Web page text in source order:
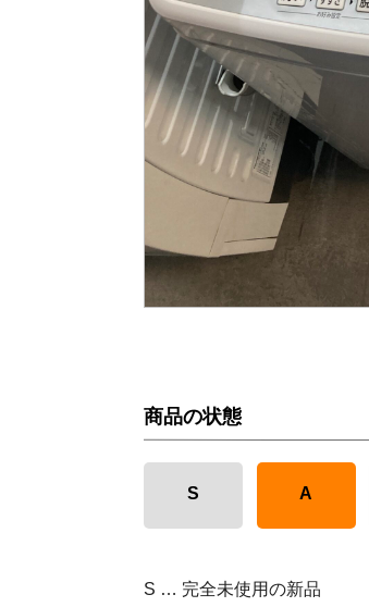
商品の状態
S A
S … 完全未使用の新品